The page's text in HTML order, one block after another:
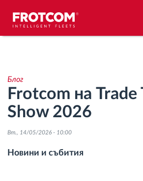
Анализ на стила на шофиране
Управление на работната сила
Блог
Frotcom на
Show 2026
Вт., 14/05/2026 - 10:00
Новини и събития